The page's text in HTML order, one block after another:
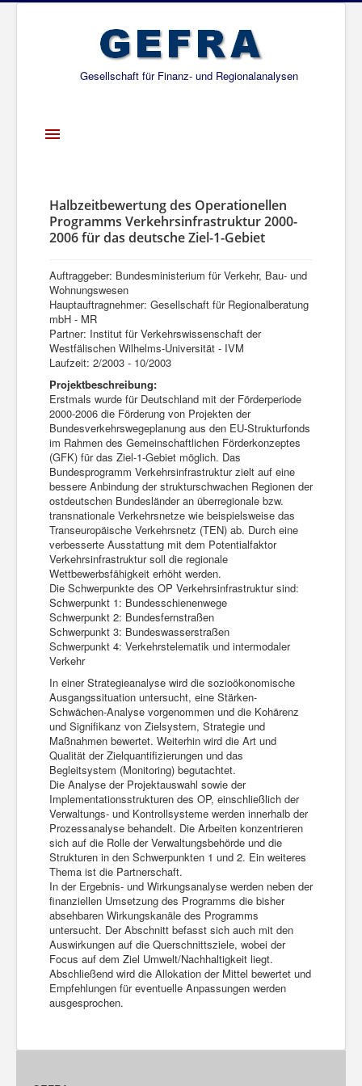
Gesellschaft für Finanz- und Regionalanalysen
Toggle
Über uns
Projekte
Gesellschafter
Netzwerk
Halbzeitbewertung des Operationellen
Programms Verkehrsinfrastruktur 2000-
2006 für das deutsche Ziel-1-Gebiet
Auftraggeber: Bundesministerium für Verkehr, Bau- und
Wohnungswesen
Hauptauftragnehmer: Gesellschaft für Regionalberatung
mbH - MR
Partner: Institut für Verkehrswissenschaft der
Westfälischen Wilhelms-Universität - IVM
Laufzeit: 2/2003 - 10/2003
Projektbeschreibung:
Erstmals wurde für Deutschland mit der Förderperiode
2000-2006 die Förderung von Projekten der
Bundesverkehrswegeplanung aus den EU-Strukturfonds
im Rahmen des Gemeinschaftlichen Förderkonzeptes
(GFK) für das Ziel-1-Gebiet möglich. Das
Bundesprogramm Verkehrsinfrastruktur zielt auf eine
bessere Anbindung der strukturschwachen Regionen der
ostdeutschen Bundesländer an überregionale bzw.
transnationale Verkehrsnetze wie beispielsweise das
Transeuropäische Verkehrsnetz (TEN) ab. Durch eine
verbesserte Ausstattung mit dem Potentialfaktor
Verkehrsinfrastruktur soll die regionale
Wettbewerbsfähigkeit erhöht werden.
Die Schwerpunkte des OP Verkehrsinfrastruktur sind:
Schwerpunkt 1: Bundesschienenwege
Schwerpunkt 2: Bundesfernstraßen
Schwerpunkt 3: Bundeswasserstraßen
Schwerpunkt 4: Verkehrstelematik und intermodaler
Verkehr
In einer Strategieanalyse wird die sozioökonomische
Ausgangssituation untersucht, eine Stärken-
Schwächen-Analyse vorgenommen und die Kohärenz
und Signifikanz von Zielsystem, Strategie und
Maßnahmen bewertet. Weiterhin wird die Art und
Qualität der Zielquantifizierungen und das
Begleitsystem (Monitoring) begutachtet.
Die Analyse der Projektauswahl sowie der
Implementationsstrukturen des OP, einschließlich der
Verwaltungs- und Kontrollsysteme werden innerhalb der
Prozessanalyse behandelt. Die Arbeiten konzentrieren
sich auf die Rolle der Verwaltungsbehörde und die
Strukturen in den Schwerpunkten 1 und 2. Ein weiteres
Thema ist die Partnerschaft.
In der Ergebnis- und Wirkungsanalyse werden neben der
finanziellen Umsetzung des Programms die bisher
absehbaren Wirkungskanäle des Programms
untersucht. Der Abschnitt befasst sich auch mit den
Auswirkungen auf die Querschnittsziele, wobei der
Focus auf dem Ziel Umwelt/Nachhaltigkeit liegt.
Abschließend wird die Allokation der Mittel bewertet und
Empfehlungen für eventuelle Anpassungen werden
ausgesprochen.